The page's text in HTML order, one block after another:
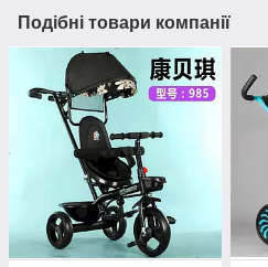
Подібні товари компанії